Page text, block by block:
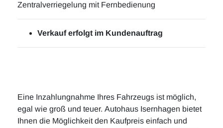
Zentralverriegelung mit Fernbedienung
Verkauf erfolgt im Kundenauftrag
Eine Inzahlungnahme Ihres Fahrzeugs ist möglich,
egal wie groß und teuer. Autohaus Isernhagen bietet
Ihnen die Möglichkeit den Kaufpreis einfach und